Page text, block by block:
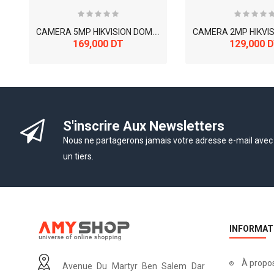
C
AMERA 5MP HIKVISION DOME IR 30M DS-2CE76H0T-ITMF
169,000 DT 129,000
S'inscrire Aux Newsletters
Nous ne partagerons jamais votre adresse e-mail avec
un tiers.
Avenue Du Martyr Ben Salem Dar À